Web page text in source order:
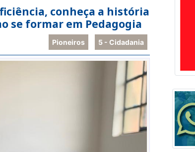
conheça a história
se formar em Pedagogia
5 - Cidadania
Pioneiros